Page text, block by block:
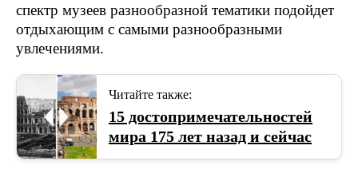
спектр музеев разнообразной тематики подойдет
отдыхающим с самыми разнообразными
увлечениями.
Читайте также:
15 достопримечательностей
мира 175 лет назад и сейчас